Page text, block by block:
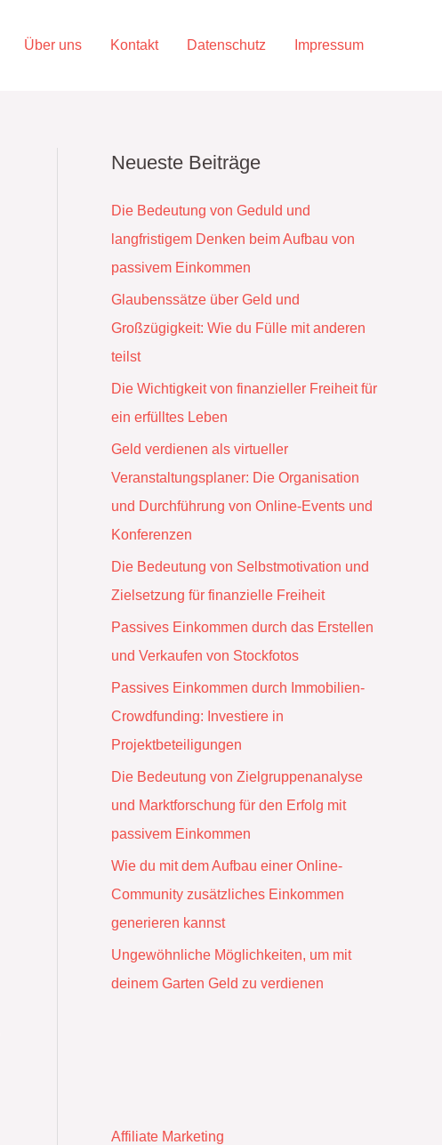
Über uns Kontakt Datenschutz Impressum
Neueste Beiträge
Die Bedeutung von Geduld und
langfristigem Denken beim Aufbau von
passivem Einkommen
Glaubenssätze über Geld und
Großzügigkeit: Wie du Fülle mit anderen
teilst
Die Wichtigkeit von finanzieller Freiheit für
ein erfülltes Leben
Geld verdienen als virtueller
Veranstaltungsplaner: Die Organisation
und Durchführung von Online-Events und
Konferenzen
Die Bedeutung von Selbstmotivation und
Zielsetzung für finanzielle Freiheit
Passives Einkommen durch das Erstellen
und Verkaufen von Stockfotos
Passives Einkommen durch Immobilien-
Crowdfunding: Investiere in
Projektbeteiligungen
Die Bedeutung von Zielgruppenanalyse
und Marktforschung für den Erfolg mit
passivem Einkommen
Wie du mit dem Aufbau einer Online-
Community zusätzliches Einkommen
generieren kannst
Ungewöhnliche Möglichkeiten, um mit
deinem Garten Geld zu verdienen
Affiliate Marketing